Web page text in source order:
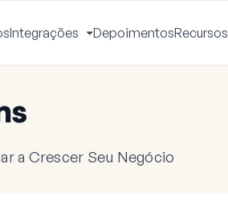
Integrações
Alternar
Menu
DepoimentosRecursos
a Crescer Seu Negócio